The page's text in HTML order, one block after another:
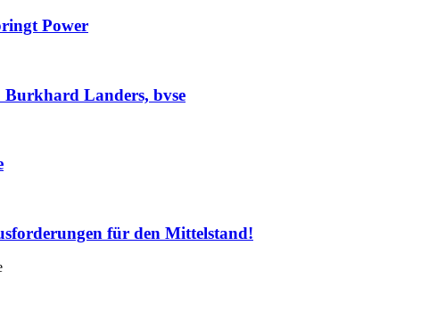
Power
Landers, bvse
für den Mittelstand!